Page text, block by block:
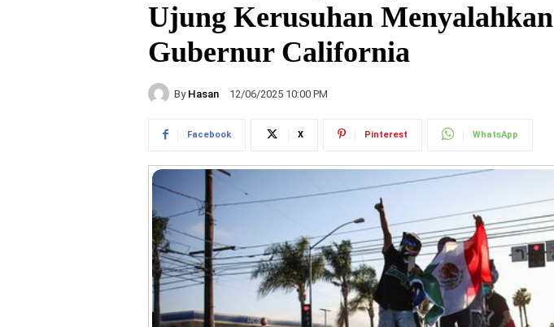
Ujung Kerusuhan Menyalahkan
Gubernur California
By Hasan 12/06/2025 10:00 PM
Facebook X Pinterest WhatsApp